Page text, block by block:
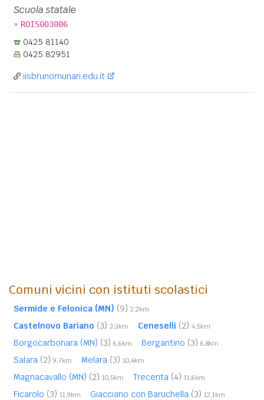
Scuola statale
» ROIS003006
0425 81140
0425 82951
iisbrunomunari.edu.it
Comuni vicini con istituti scolastici
Sermide e Felonica (MN) (9) 2,2km
Castelnovo Bariano (3) 2,3km Ceneselli (2) 4,5km
Borgocarbonara (MN) (3) 6,6km Bergantino (3) 6,8km
Salara (2) 9,7km Melara (3) 10,4km
Magnacavallo (MN) (2) 10,5km Trecenta (4) 11,6km
Ficarolo (3) 11,9km Giacciano con Baruchella (3) 12,1km